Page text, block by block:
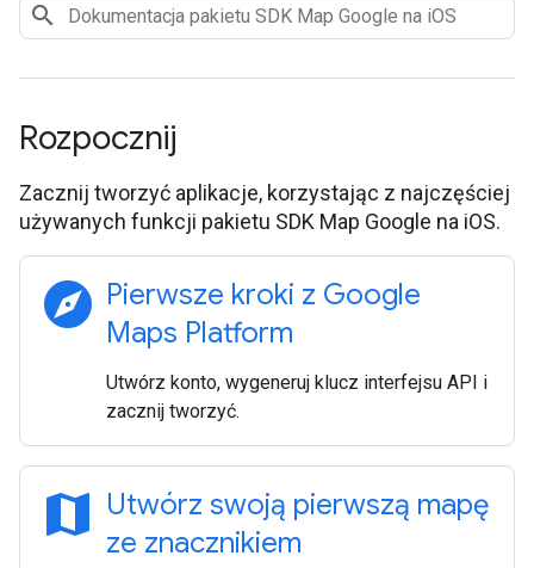
Rozpocznij
Zacznij tworzyć aplikacje, korzystając z najczęściej
używanych funkcji pakietu SDK Map Google na iOS.
explore Pierwsze kroki z Google
Maps Platform
Utwórz konto, wygeneruj klucz interfejsu API i
zacznij tworzyć.
map Utwórz swoją pierwszą mapę
ze znacznikiem